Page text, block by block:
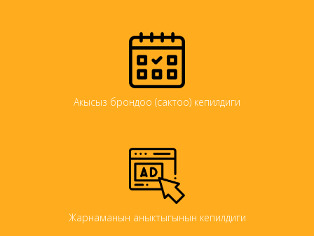
Акысыз брондоо (сактоо) кепилдиги
Жарнаманын аныктыгынын кепилдиги